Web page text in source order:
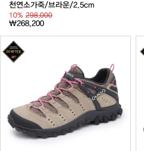
천연소가죽/브라운/2.5cm
10% 298,000
₩268,200